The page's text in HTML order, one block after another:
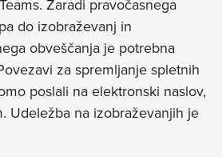
Zaradi pravočasnega
do izobraževanj in
obveščanja je potrebna
za spremljanje spletnih
poslali na elektronski naslov,
Udeležba na izobraževanjih je